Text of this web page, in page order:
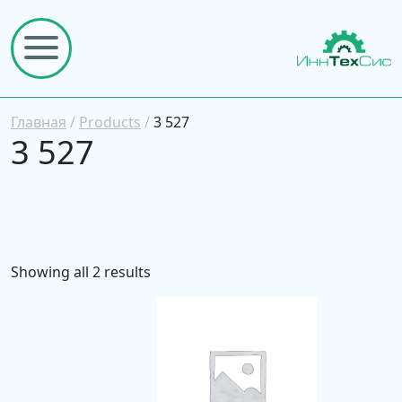
Главная / Products /3 527
3 527
Showing all 2 results